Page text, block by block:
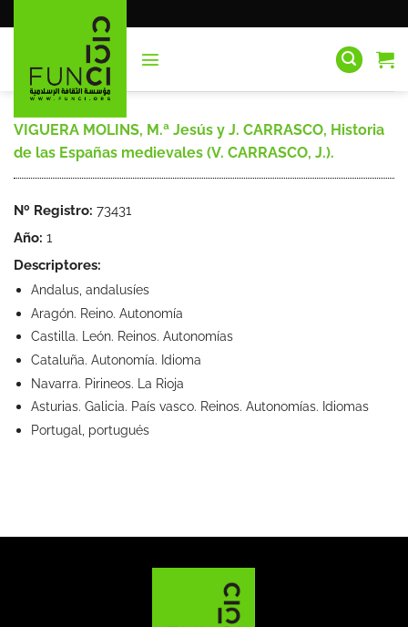
al
VIGUERA MOLINS, M.ª Jesús y J. CARRASCO, Historia
de las Españas medievales (V. CARRASCO, J.).
Nº Registro: 73431
Año: 1
Descriptores:
Andalus, andalusíes
Aragón. Reino. Autonomía
Castilla. León. Reinos. Autonomías
Cataluña. Autonomía. Idioma
Navarra. Pirineos. La Rioja
Asturias. Galicia. País vasco. Reinos. Autonomías. Idiomas
Portugal, portugués